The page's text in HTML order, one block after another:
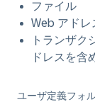
ファイル
Web アドレ
トランザク
ドレスを含
ユーザ定義フォ